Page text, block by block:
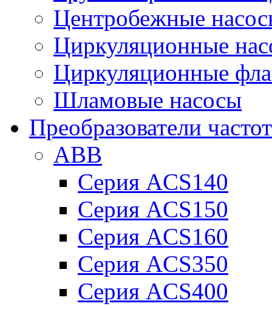
Центробежные
Циркуляционные
Циркуляционные
Шламовые насосы
Преобразователи
ABB
Серия ACS140
Серия ACS150
Серия ACS160
Серия ACS350
Серия ACS400